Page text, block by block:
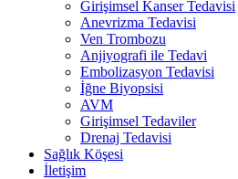
Girişimsel Kanser Tedavisi
Anevrizma Tedavisi
Ven Trombozu
Anjiyografi ile Tedavi
Embolizasyon Tedavisi
İğne Biyopsisi
AVM
Girişimsel Tedaviler
Drenaj Tedavisi
Sağlık Köşesi
İletişim